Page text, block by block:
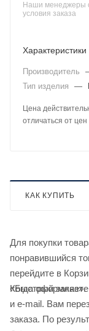
Наши менеджеры
условия заказа
Характеристики
Производитель
Тип изделия
—
Цена
отличаться от
КАК КУПИТЬ
Для покупки
понравившийся
перейдите в
«Быстрый заказ».
Когда
и e-mail. Вам
заказа. По